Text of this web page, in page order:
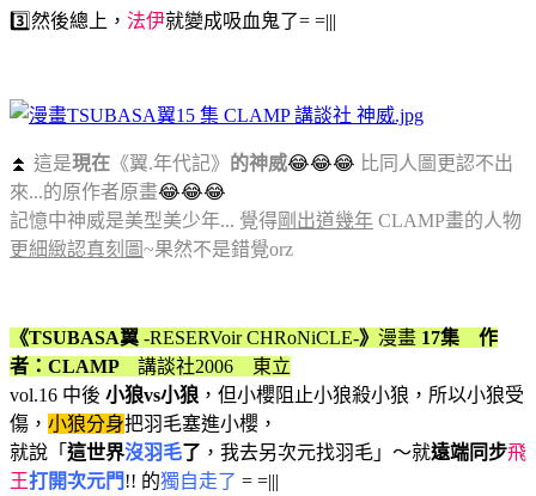
3️⃣然後總上， 法伊就變成吸血鬼了= =|||
⏫ 這是現在 《翼.年代記》 的神威😂😂😂 比同人圖更認不出
來...的原作者原畫😂😂😂
記憶中神威是美型美少年... 覺得剛出道幾年 CLAMP畫的人物
更細緻認真刻圖~果然不是錯覺orz
《TSUBASA翼 -RESERVoir CHRoNiCLE-》 漫畫 17集 作
者：CLAMP 講談社2006 東立
vol.16 中後 小狼vs小狼 ，但小櫻阻止小狼殺小狼，所以小狼受
傷， 小狼分身把羽毛塞進小櫻，
就說「 這世界沒羽毛了 ，我去另次元找羽毛」～就遠端同步飛
王打開次元門!! 的獨自走了 = =|||